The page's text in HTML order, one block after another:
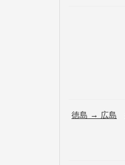
徳島 → 広島